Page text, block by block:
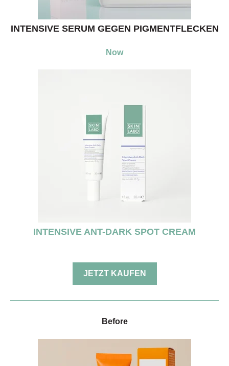
INTENSIVE SERUM GEGEN PIGMENTFLECKEN
Now
INTENSIVE ANT-DARK SPOT CREAM
JETZT KAUFEN
Before